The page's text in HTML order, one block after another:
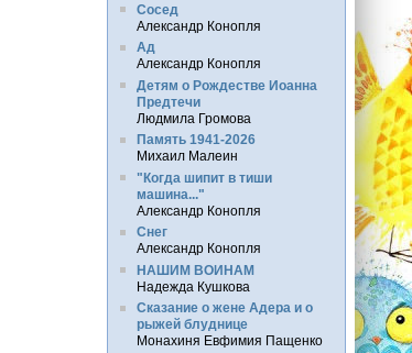
Сосед
Александр Конопля
Ад
Александр Конопля
Детям о Рождестве Иоанна
Предтечи
Людмила Громова
Память 1941-2026
Михаил Малеин
"Когда шипит в тиши
машина..."
Александр Конопля
Снег
Александр Конопля
НАШИМ ВОИНАМ
Надежда Кушкова
Сказание о жене Адера и о
рыжей блуднице
Монахиня Евфимия Пащенко